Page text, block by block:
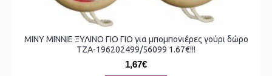
ΜΙΝΥ MINNIE ΞΥΛΙΝΟ ΓΙΟ ΓΙΟ για μπομπονιέρες γούρι δώρο
ΤΖΑ-196202499/56099 1.67€!!!
1,67€